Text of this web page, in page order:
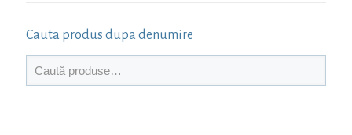
Cauta produs dupa denumire